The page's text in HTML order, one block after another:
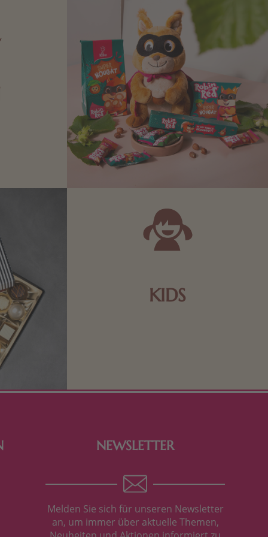
KIDS
NEWSLETTER
Melden Sie sich für unseren Newsletter
an, um immer über aktuelle Themen,